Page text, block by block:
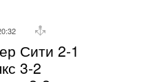
Сити 2-1
3-2